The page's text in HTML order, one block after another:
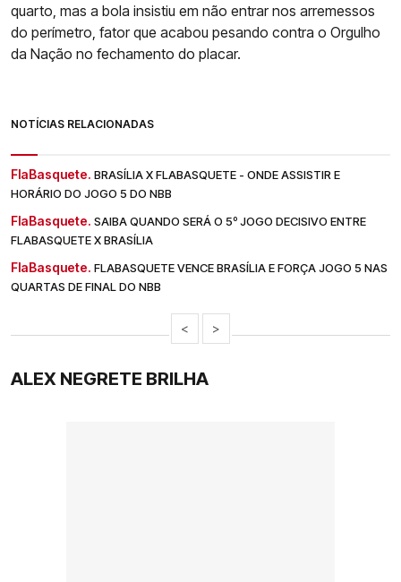
quarto, mas a bola insistiu em não entrar nos arremessos
do perímetro, fator que acabou pesando contra o Orgulho
da Nação no fechamento do placar.
NOTÍCIAS RELACIONADAS
FlaBasquete. BRASÍLIA X FLABASQUETE - ONDE ASSISTIR E
HORÁRIO DO JOGO 5 DO NBB
FlaBasquete. SAIBA QUANDO SERÁ O 5º JOGO DECISIVO ENTRE
FLABASQUETE X BRASÍLIA
FlaBasquete. FLABASQUETE VENCE BRASÍLIA E FORÇA JOGO 5 NAS
QUARTAS DE FINAL DO NBB
< >
ALEX NEGRETE BRILHA